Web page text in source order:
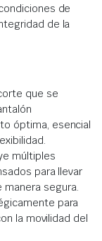
de
de la
que se
óptima, esencial
múltiples
para llevar
segura.
para
la movilidad del